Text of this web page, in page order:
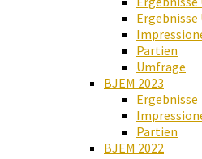
Partien
Umfrage
BJEM 2023
Ergebnisse
Partien
BJEM 2022